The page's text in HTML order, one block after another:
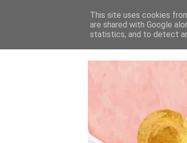
This site uses cookies
are shared with Google
statistics, and to detect